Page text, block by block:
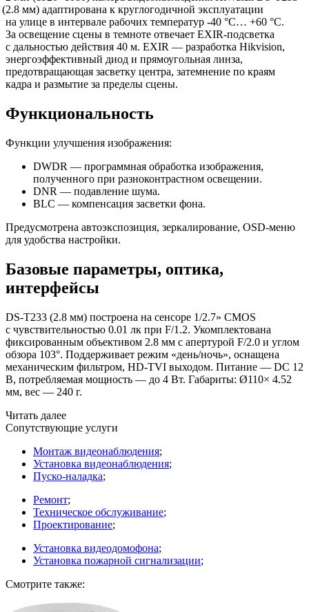
(2.8 мм) адаптирована к круглогодичной эксплуатации
на улице в интервале рабочих температур -40 °C… +60 °C.
За освещение сцены в темноте отвечает EXIR-подсветка
с дальностью действия 40 м. EXIR — разработка Hikvision,
энергоэффективный диод и прямоугольная линза,
предотвращающая засветку центра, затемнение по краям
кадра и размытие за пределы сцены.
Функциональность
Функции улучшения изображения:
DWDR — программная обработка изображения,
полученного при разноконтрастном освещении.
DNR — подавление шума.
BLC — компенсация засветки фона.
Предусмотрена автоэкспозиция, зеркалирование, OSD-меню
для удобства настройки.
Базовые параметры, оптика,
интерфейсы
DS-T233 (2.8 мм) построена на сенсоре 1/2.7» CMOS
с чувствительностью 0.01 лк при F/1.2. Укомплектована
фиксированным объективом 2.8 мм с апертурой F/2.0 и углом
обзора 103°. Поддерживает режим «день/ночь», оснащена
механическим фильтром, HD-TVI выходом. Питание — DC 12
В, потребляемая мощность — до 4 Вт. Габариты: Ø110× 4.52
мм, вес — 240 г.
Читать далее
Сопутствующие услуги
Монтаж видеонаблюдения;
Установка видеонаблюдения;
Пуско-наладка;
Ремонт;
Техническое обслуживание;
Проектирование;
Установка видеодомофона;
Установка пожарной сигнализации;
Смотрите также: